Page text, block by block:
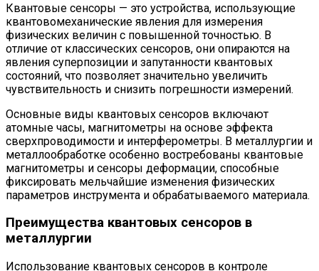
Квантовые сенсоры — это устройства, использующие
квантовомеханические явления для измерения
физических величин с повышенной точностью. В
отличие от классических сенсоров, они опираются на
явления суперпозиции и запутанности квантовых
состояний, что позволяет значительно увеличить
чувствительность и снизить погрешности измерений.
Основные виды квантовых сенсоров включают
атомные часы, магнитометры на основе эффекта
сверхпроводимости и интерферометры. В металлургии и
металлообработке особенно востребованы квантовые
магнитометры и сенсоры деформации, способные
фиксировать мельчайшие изменения физических
параметров инструмента и обрабатываемого материала.
Преимущества квантовых сенсоров в
металлургии
Использование квантовых сенсоров в контроле